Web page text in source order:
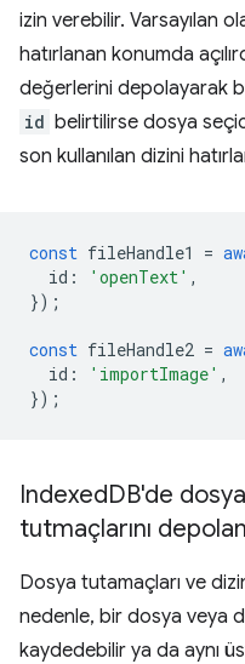
izin verebilir. Varsayılan
hatırlanan konumda
değerlerini depolayarak
id belirtilirse dosya
son kullanılan dizini
const fileHandle1 =
id : 'openText' ,
});
const fileHandle2 =
id : 'importImage' ,
});
IndexedDB'de
tutmaçlarını
Dosya tutamaçları ve
nedenle, bir dosya veya
kaydedebilir ya da aynı